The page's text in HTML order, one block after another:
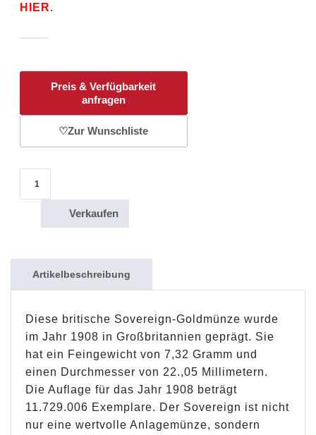
HIER.
Preis & Verfügbarkeit
anfragen
♡Zur Wunschliste
Verkaufen
Artikelbeschreibung
Diese britische Sovereign-Goldmünze wurde
im Jahr 1908 in Großbritannien geprägt. Sie
hat ein Feingewicht von 7,32 Gramm und
einen Durchmesser von 22.,05 Millimetern.
Die Auflage für das Jahr 1908 beträgt
11.729.006 Exemplare. Der Sovereign ist nicht
nur eine wertvolle Anlagemünze, sondern